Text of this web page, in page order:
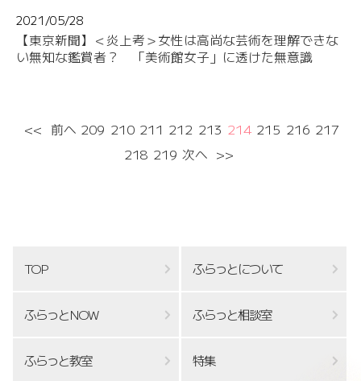
2021/05/28
【東京新聞】＜炎上考＞女性は高尚な芸術を理解できな
い無知な鑑賞者？ 「美術館女子」に透けた無意識
<< 前へ 209 210 211 212 213 214 215 216 217
218 219 次へ >>
TOP ふらっとについて
ふらっとNOW ふらっと相談室
ふらっと教室 特集